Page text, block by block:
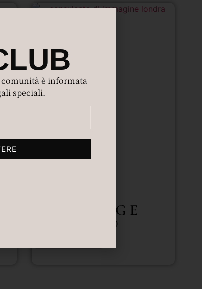
V I S A G E
220.00
è informata
speciali.